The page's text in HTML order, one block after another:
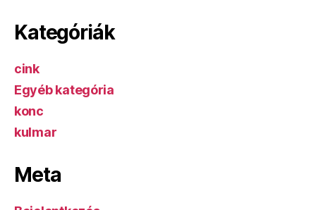
Kategóriák
cink
Egyéb kategória
konc
kulmar
Meta